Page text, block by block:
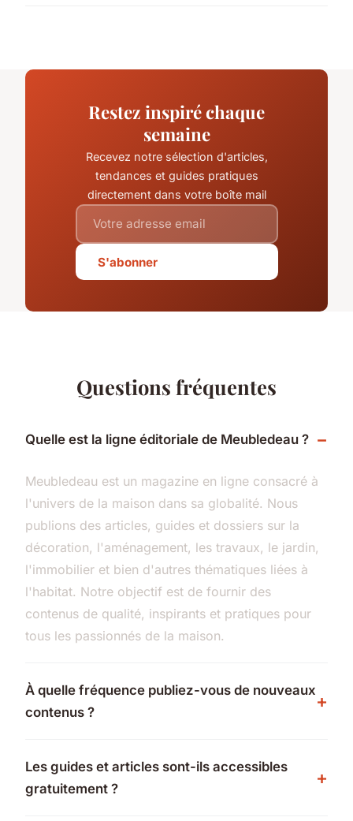
Restez inspiré chaque
semaine
Recevez notre sélection d'articles,
tendances et guides pratiques
directement dans votre boîte mail
S'abonner
Questions fréquentes
Quelle est la ligne éditoriale de Meubledeau ?
Meubledeau est un magazine en ligne consacré à
l'univers de la maison dans sa globalité. Nous
publions des articles, guides et dossiers sur la
décoration, l'aménagement, les travaux, le jardin,
l'immobilier et bien d'autres thématiques liées à
l'habitat. Notre objectif est de fournir des
contenus de qualité, inspirants et pratiques pour
tous les passionnés de la maison.
À quelle fréquence publiez-vous de nouveaux
contenus ?
Les guides et articles sont-ils accessibles
gratuitement ?